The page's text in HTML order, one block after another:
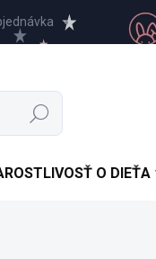
Hľadať
O DIEŤA